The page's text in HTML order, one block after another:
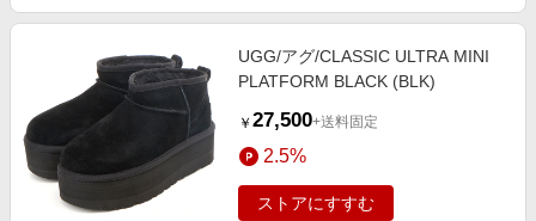
UGG/アグ/CLASSIC ULTRA MINI
PLATFORM BLACK (BLK)
￥ 27,500+送料固定
2.5%
ストアにすすむ